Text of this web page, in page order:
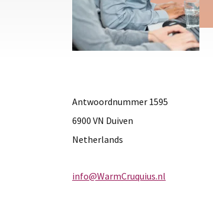
Antwoordnummer 1595
6900 VN Duiven
Netherlands
info@WarmCruquius.nl